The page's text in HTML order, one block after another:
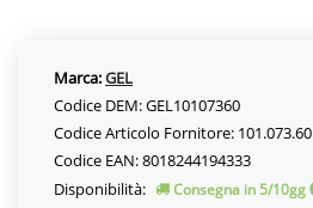
Marca:GEL
Codice DEM: GEL10107360
Codice Articolo Fornitore: 101.073.60
Codice EAN: 8018244194333
Disponibilità:
Consegna in 5/10gg